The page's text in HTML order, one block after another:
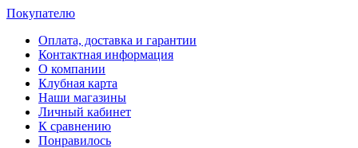
Покупателю
Оплата, доставка и гарантии
Контактная информация
О компании
Клубная карта
Наши магазины
Личный кабинет
К сравнению
Понравилось